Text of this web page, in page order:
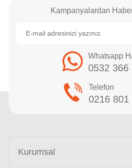
Kampanyalardan
Whatsapp
0532 366
Telefon
0216 801
Kurumsal